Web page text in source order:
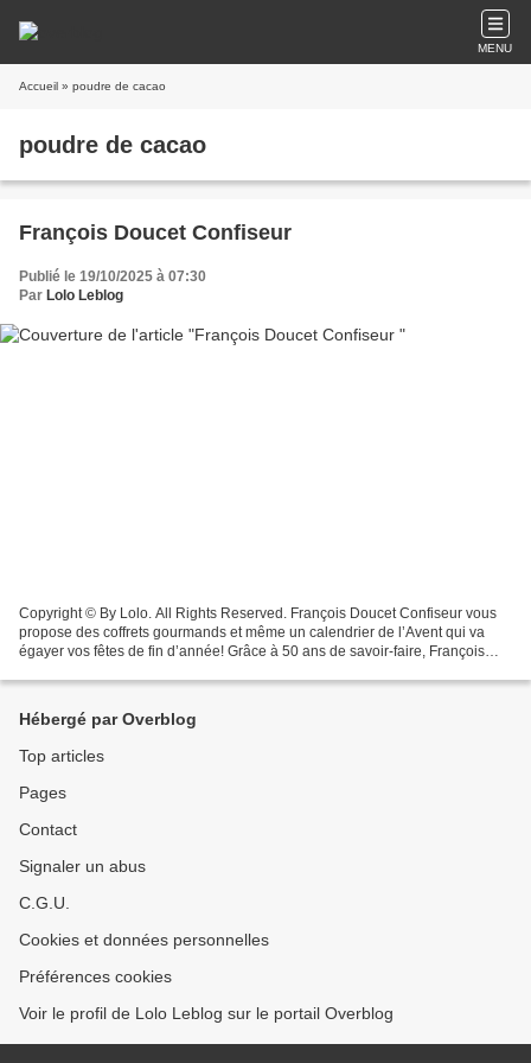
MENU
Accueil » poudre de cacao
poudre de cacao
François Doucet Confiseur
Publié le 19/10/2025 à 07:30
Par Lolo Leblog
Copyright © By Lolo. All Rights Reserved. François Doucet Confiseur vous
propose des coffrets gourmands et même un calendrier de l’Avent qui va
égayer vos fêtes de fin d’année! Grâce à 50 ans de savoir-faire, François
Hébergé par Overblog
Top articles
Pages
Contact
Signaler un abus
C.G.U.
Cookies et données personnelles
Préférences cookies
Voir le profil de Lolo Leblog sur le portail Overblog